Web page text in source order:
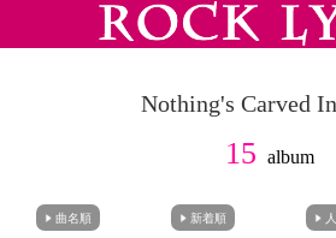
Nothing's Carved
15 album
曲名順 新着順